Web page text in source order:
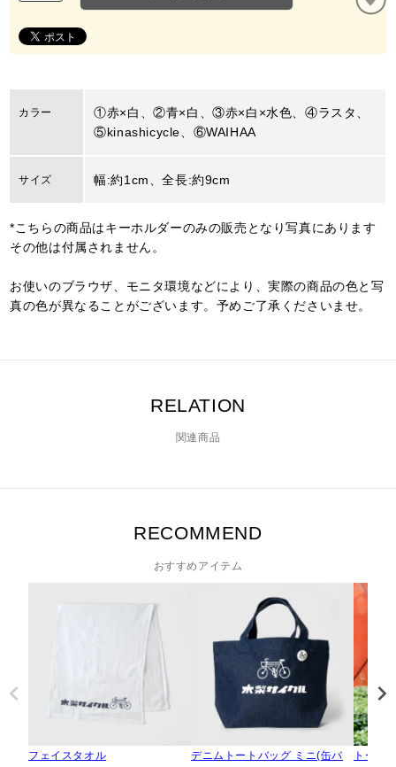
カラー
①赤×白、②青×白、③赤×白×水色、④ラスタ、
⑤kinashicycle、⑥WAIHAA
サイズ 幅:約1cm、全長:約9cm
*こちらの商品はキーホルダーのみの販売となり写真にあります
その他は付属されません。
お使いのブラウザ、モニタ環境などにより、実際の商品の色と写
真の色が異なることがございます。予めご了承くださいませ。
RELATION
関連商品
RECOMMEND
おすすめアイテム
フェイスタオル
デニムトートバッグ ミニ(缶バ
トート